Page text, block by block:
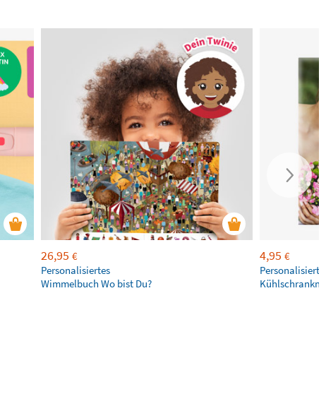
26,95 €
Personalisiertes
Wimmelbuch Wo bist Du?
4,95 €